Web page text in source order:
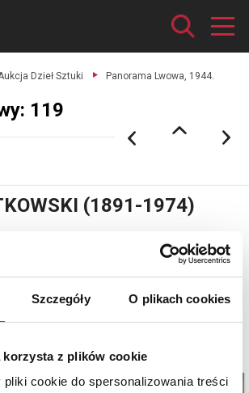
Szczegóły O plikach cookies
korzysta z plików cookie
cookie do spersonalizowania treści
Dzieł Sztuki Panorama Lwowa, 1944.
119
(1891-1974)
/ 944.